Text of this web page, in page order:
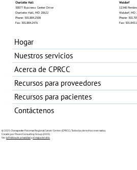
Charlotte Hall
30077 Business Center Drive
Charlotte Hall, MD 20622
Phone: 301.884.2508
Fax: 301.884.2476
Waldorf
11340
Waldorf, MD
Phone:
Fax:
Hogar
Nuestros servicios
Acerca de CPRCC
Recursos para proveedores
Recursos para pacientes
Contáctenos
© 2025 Chesapeake Potomac Regional Cancer Center (CPRCC). Todos los derechos reservados.
Creado por Pixces Consulting Group (2025)
Verla Política de privacidadyel mapa del sitio